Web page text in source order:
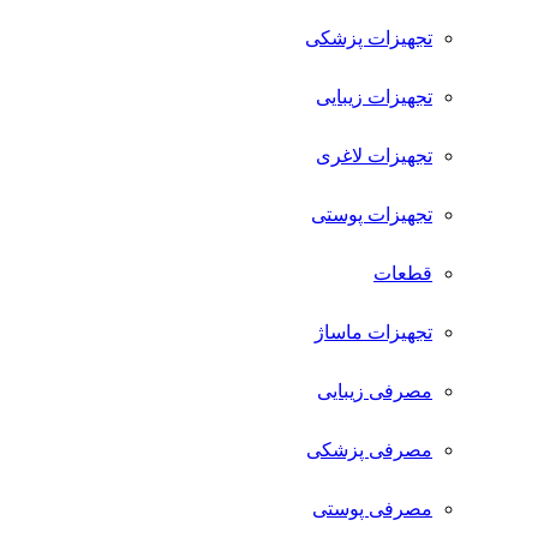
تجهیزات پزشکی
تجهیزات زیبایی
تجهیزات لاغری
تجهیزات پوستی
قطعات
تجهیزات ماساژ
مصرفی زیبایی
مصرفی پزشکی
مصرفی پوستی